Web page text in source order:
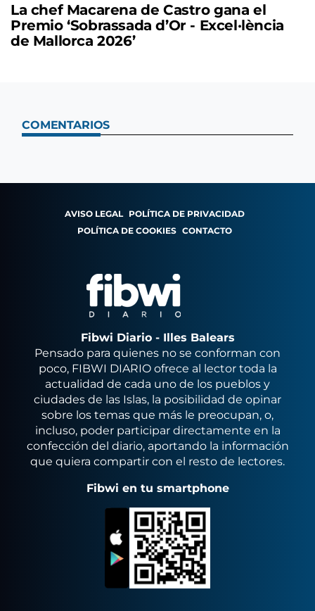
La chef Macarena de Castro gana el
Premio ‘Sobrassada d’Or - Excel·lència
de Mallorca 2026’
COMENTARIOS
AVISO LEGAL POLÍTICA DE PRIVACIDAD
POLÍTICA DE COOKIES CONTACTO
Fibwi Diario - Illes Balears
Pensado para quienes no se conforman con
poco, FIBWI DIARIO ofrece al lector toda la
actualidad de cada uno de los pueblos y
ciudades de las Islas, la posibilidad de opinar
sobre los temas que más le preocupan, o,
incluso, poder participar directamente en la
confección del diario, aportando la información
que quiera compartir con el resto de lectores.
Fibwi en tu smartphone